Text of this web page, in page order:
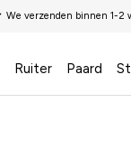
We verzenden binnen 1-2
Ruiter Paard